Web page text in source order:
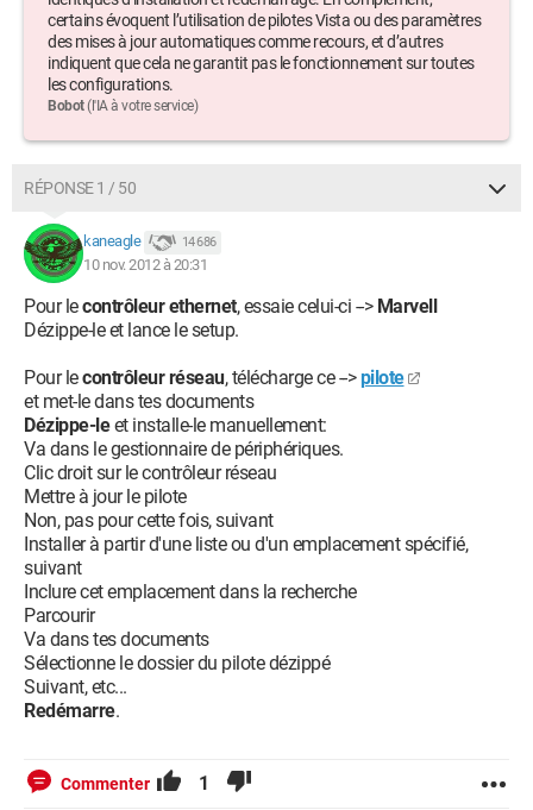
certains évoquent l’utilisation de pilotes Vista ou des paramètres
des mises à jour automatiques comme recours, et d’autres
indiquent que cela ne garantit pas le fonctionnement sur toutes
les configurations.
Bobot(l'IA à votre service)
RÉPONSE 1 / 50
kaneagle 14 686
10 nov. 2012 à 20:31
Pour lecontrôleur ethernet, essaie celui-ci -->Marvell
Dézippe-le et lance le setup.
Pour lecontrôleur réseau, télécharge ce --> pilote
et met-le dans tes documents
Dézippe-leet installe-le manuellement:
Va dans le gestionnaire de périphériques.
Clic droit sur le contrôleur réseau
Mettre à jour le pilote
Non, pas pour cette fois, suivant
Installer à partir d'une liste ou d'un emplacement spécifié,
suivant
Inclure cet emplacement dans la recherche
Parcourir
Va dans tes documents
Sélectionne le dossier du pilote dézippé
Suivant, etc...
Redémarre.
Commenter 1